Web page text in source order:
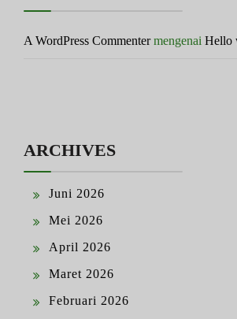
A WordPress Commentermengenai Hello
ARCHIVES
Juni 2026
Mei 2026
April 2026
Maret 2026
Februari 2026